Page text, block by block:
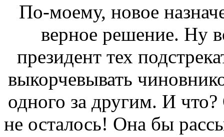
По-моему, новое
верное решение. Ну
президент тех
выкорчевывать
одного за другим. И
не осталось! Она бы